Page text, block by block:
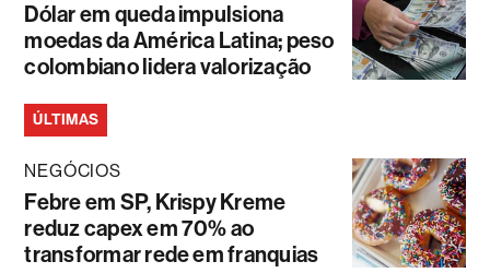
Dólar em queda impulsiona
moedas da América Latina; peso
colombiano lidera valorização
ÚLTIMAS
NEGÓCIOS
Febre em SP, Krispy Kreme
reduz capex em 70% ao
transformar rede em franquias